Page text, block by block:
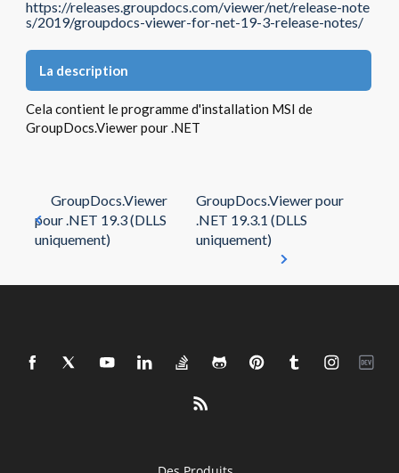
https://releases.groupdocs.com/viewer/net/release-note
s/2019/groupdocs-viewer-for-net-19-3-release-notes/
La description
Cela contient le programme d'installation MSI de
GroupDocs.Viewer pour .NET
GroupDocs.Viewer
pour .NET 19.3 (DLLS
uniquement)
GroupDocs.Viewer pour
.NET 19.3.1 (DLLS
uniquement)